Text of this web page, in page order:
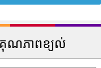
តគុណភាពខ្យល់